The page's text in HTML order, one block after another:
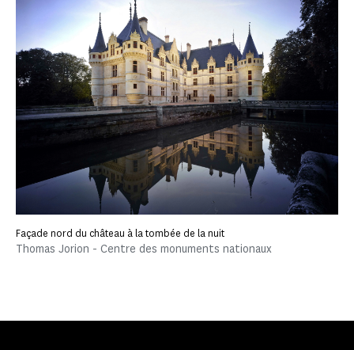
Façade nord du château à la tombée de la nuit
Thomas Jorion - Centre des monuments nationaux